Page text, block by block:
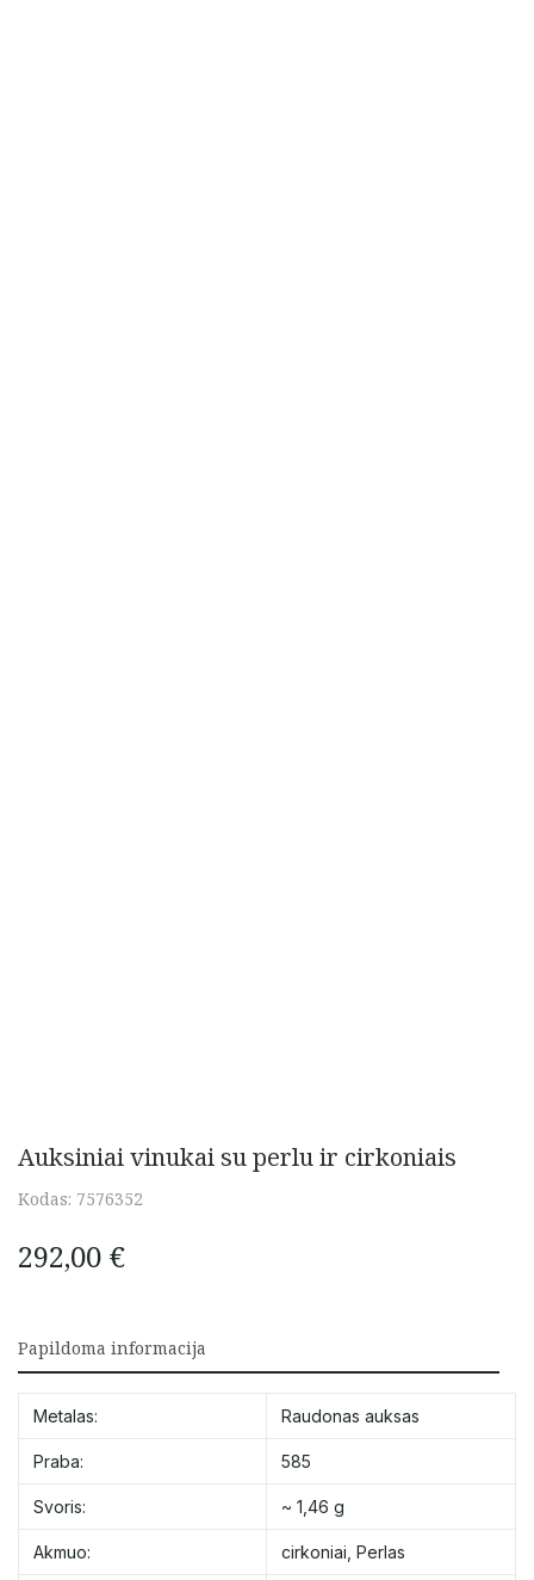
Auksiniai vinukai su perlu ir cirkoniais
Kodas: 7576352
292,00 €
Papildoma informacija
Metalas: Raudonas auksas
Praba: 585
Svoris: ~ 1,46 g
Akmuo: cirkoniai Perlas